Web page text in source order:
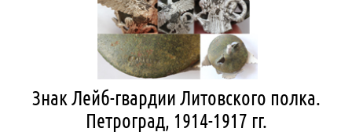
Знак Лейб-гвардии Литовского полка.
Петроград, 1914-1917 гг.